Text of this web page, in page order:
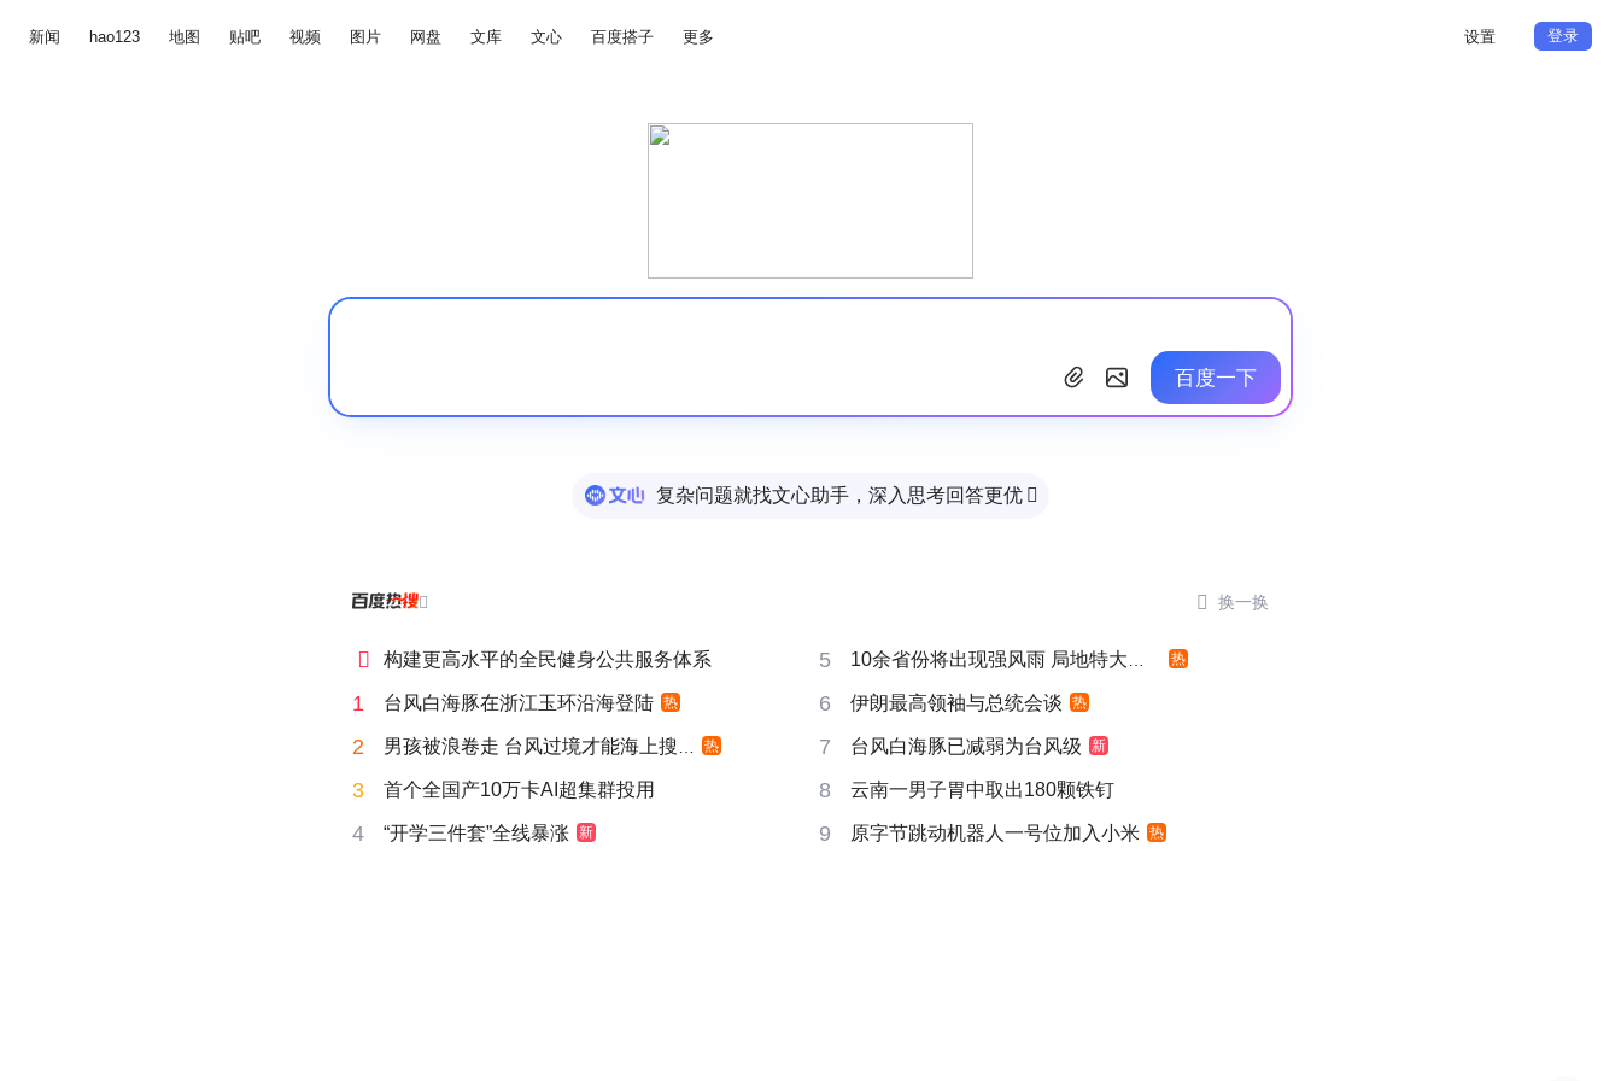
新闻 hao123 地图 贴吧 视频 图片 网盘 文库 文心 百度搭子 更多 设置 登录
百度一下
复杂问题就找文心助手，深入思考回答更优 
  换一换
 构建更高水平的全民健身公共服务体系 5 10余省份将出现强风雨 局地特大暴雨 热
1 台风白海豚在浙江玉环沿海登陆 热 6 伊朗最高领袖与总统会谈 热
2 男孩被浪卷走 台风过境才能海上搜寻 热 7 台风白海豚已减弱为台风级 新
3 首个全国产10万卡AI超集群投用 8 云南一男子胃中取出180颗铁钉
4 “开学三件套”全线暴涨 新 9 原字节跳动机器人一号位加入小米 热